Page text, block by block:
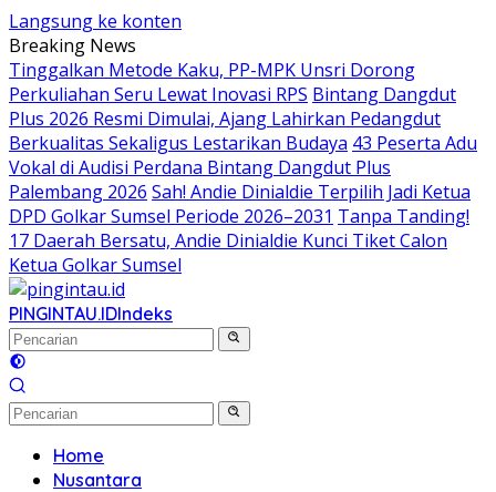
Langsung ke konten
Breaking News
Tinggalkan Metode Kaku, PP-MPK Unsri Dorong
Perkuliahan Seru Lewat Inovasi RPS Bintang Dangdut
Plus 2026 Resmi Dimulai, Ajang Lahirkan Pedangdut
Berkualitas Sekaligus Lestarikan Budaya 43 Peserta Adu
Vokal di Audisi Perdana Bintang Dangdut Plus
Palembang 2026 Sah! Andie Dinialdie Terpilih Jadi Ketua
DPD Golkar Sumsel Periode 2026–2031 Tanpa Tanding!
17 Daerah Bersatu, Andie Dinialdie Kunci Tiket Calon
Ketua Golkar Sumsel
PINGINTAU.IDIndeks
Home
Nusantara